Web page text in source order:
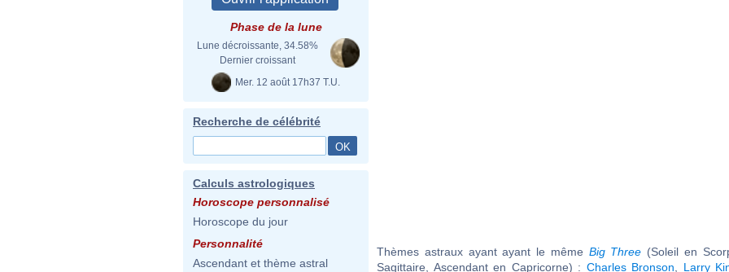
Phase de la lune
Lune décroissante, 34.58%
Dernier croissant
Mer. 12 août 17h37 T.U.
Recherche de célébrité
Calculs astrologiques
Horoscope personnalisé
Horoscope du jour
Personnalité
Ascendant et thème astral
Thèmes astraux ayant ayant le même Big Three (Soleil en
Sagittaire, Ascendant en Capricorne) : Charles Bronson Larry